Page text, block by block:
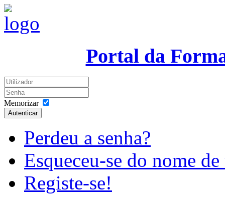
Portal da
Memorizar
Autenticar
Perdeu a senha?
Esqueceu-se do nome
Registe-se!